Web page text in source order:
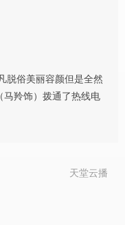
脱俗美丽容颜但是全然
马羚饰）拨通了热线电
天堂云播